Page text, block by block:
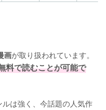
画が取り扱われています。
料で読むことが可能で
は強く、今話題の人気作